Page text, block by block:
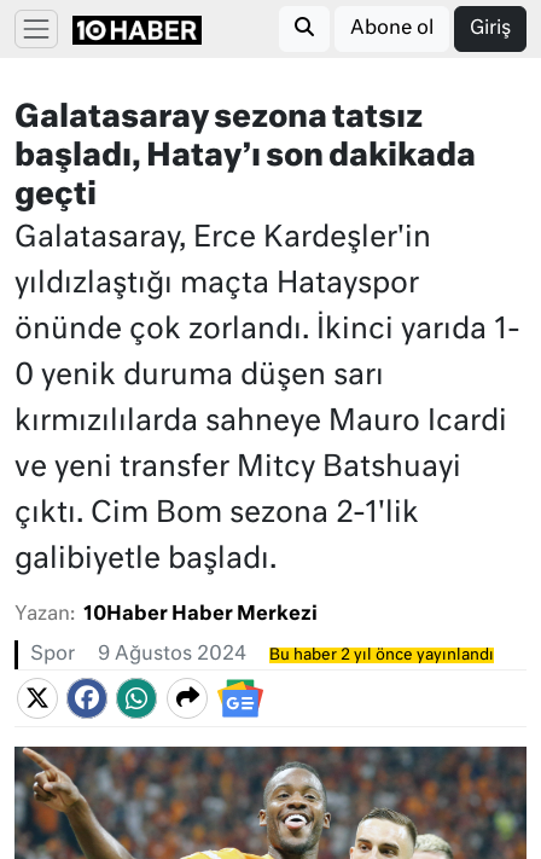
Abone ol Giriş
Galatasaray sezona tatsız
başladı, Hatay’ı son dakikada
geçti
Galatasaray, Erce Kardeşler'in
yıldızlaştığı maçta Hatayspor
önünde çok zorlandı. İkinci yarıda 1-
0 yenik duruma düşen sarı
kırmızılılarda sahneye Mauro Icardi
ve yeni transfer Mitcy Batshuayi
çıktı. Cim Bom sezona 2-1'lik
galibiyetle başladı.
Yazan: 10Haber Haber Merkezi
Spor 9 Ağustos 2024 Bu haber 2 yıl önce yayınlandı